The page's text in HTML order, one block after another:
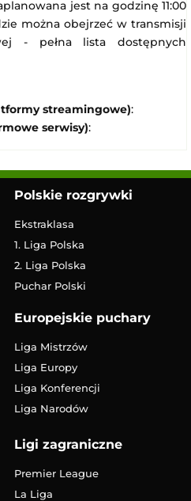
jest na godzinę 11:00
można obejrzeć w transmisji
- pełna lista dostępnych
streamingowe):
serwisy):
Polskie rozgrywki
Ekstraklasa
1. Liga Polska
2. Liga Polska
Puchar Polski
Europejskie puchary
Liga Mistrzów
Liga Europy
Liga Konferencji
Liga Narodów
Ligi zagraniczne
Premier League
La Liga